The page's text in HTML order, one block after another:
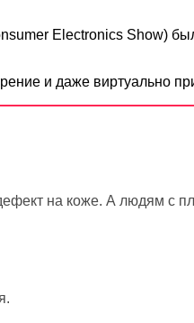
Electronics Show)
и даже виртуально
на коже. А людям с